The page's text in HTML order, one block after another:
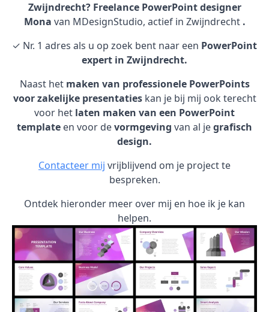
Zwijndrecht? Freelance PowerPoint designer
Mona van MDesignStudio, actief in Zwijndrecht .
✓ Nr. 1 adres als u op zoek bent naar een PowerPoint
expert in Zwijndrecht.
Naast het maken van professionele PowerPoints
voor zakelijke presentatieskan je bij mij ook terecht
voor het laten maken van een PowerPoint
template en voor devormgeving van al jegrafisch
design.
Contacteer mij vrijblijvend om je project te
bespreken.
Ontdek hieronder meer over mij en hoe ik je kan
helpen.